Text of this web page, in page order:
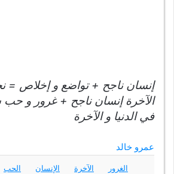
إنسان ناجح + تواضع و إخلاص =
الآخرة إنسان ناجح + غرور و
في الدنيا و الآخرة
عمرو خالد
الغرور الآخرة الإنسان الحب